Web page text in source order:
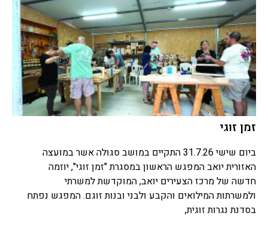
זמן זוגי
ביום שישי 31.7.26 התקיים במושב סגולה אשר במועצה
האזורית יואב המפגש הראשון במסגרת "זמן זוגי", יוזמה
חדשה של מרכז הצעירים יואב, המוקדשת למשרתי
ולמשרתות המילואים והקבע ולבני ובנות זוגם. המפגש נפתח
בסדנת נגרות זוגית,